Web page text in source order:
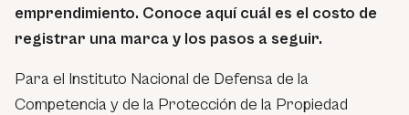
emprendimiento. Conoce aquí cuál es el costo de
registrar una marca y los pasos a seguir.
Para el Instituto Nacional de Defensa de la
Competencia y de la Protección de la Propiedad